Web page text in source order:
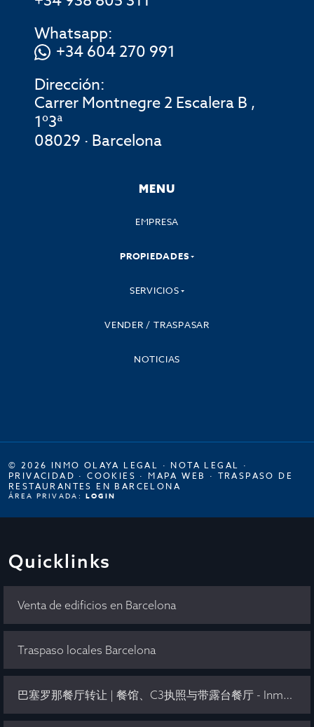
Whatsapp:
+34 604 270 991
Dirección:
Carrer Montnegre 2 Escalera B ,
1º3ª
08029 · Barcelona
MENU
EMPRESA
PROPIEDADES
SERVICIOS
VENDER / TRASPASAR
NOTICIAS
© 2026 INMO OLAYA LEGAL · NOTA LEGAL ·
PRIVACIDAD ·COOKIES · MAPA WEB · TRASPASO DE
RESTAURANTES EN BARCELONA
ÁREA PRIVADA: LOGIN
Quicklinks
Venta de edificios en Barcelona
Traspaso locales Barcelona
巴塞罗那餐厅转让 | 餐馆、C3执照与带露台餐厅 - Inmo Olaya